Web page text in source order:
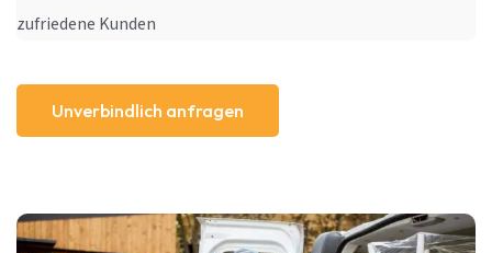
zufriedene Kunden
Unverbindlich anfragen